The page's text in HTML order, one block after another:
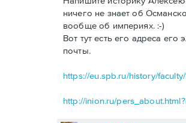
ничего не знает об
вообще об империях. :-)
Вот тут есть его адреса его
почты.
https://eu.spb.ru/history/
http://inion.ru/